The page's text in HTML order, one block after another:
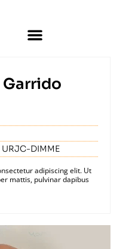
URJC-DIMME
adipiscing elit. Ut
mattis, pulvinar dapibus